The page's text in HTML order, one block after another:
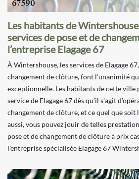
Les habitants de
services de pose et de
l’entreprise Elagage 67
À Wintershouse, les services de Elagage
changement de clôture, font l’unanimité
exceptionnelle. Les habitants de cette
service de Elagage 67 dès qu’il s’agit
changement de clôture, et ce quel que soit
aussi, vous pouvez jouir de telles
pose et de changement de clôture à prix
l’entreprise spécialisée Elagage 67